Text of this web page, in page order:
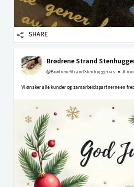
SHARE
Brødrene Strand
@BrødreneStrandStenhuggerias 8
Vi ønsker alle kunder og samarbeidspartnerne en